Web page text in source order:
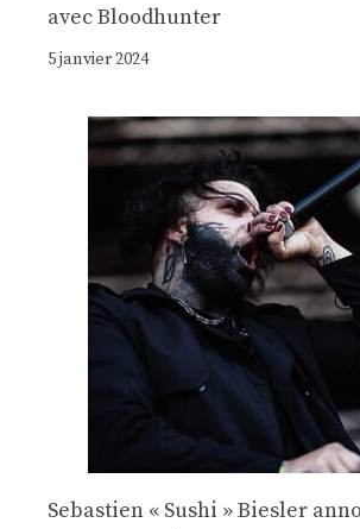
avec Bloodhunter
5 janvier 2024
Sebastien « Sushi » Biesler